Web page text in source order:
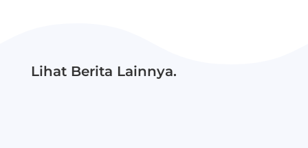
Lihat Berita Lainnya.